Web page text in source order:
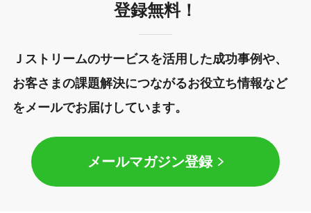
登録無料！
Ｊストリームのサービスを活用した成功事例や、
お客さまの課題解決につながるお役立ち情報など
をメールでお届けしています。
メールマガジン登録